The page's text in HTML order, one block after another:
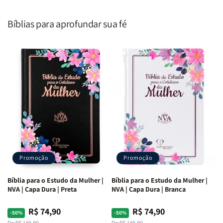
o
Coração
Deus
Ribeiro
o
Deus
|
Adriel
Ribeiro
|
Penkal
Penkal
Bíblias para aprofundar sua fé
Promoção
Bíblia para o Estudo da Mulher |
NVA | Capa Dura | Preta
-50%
Preço
PreçoR$ 74,90
Promoção
Bíblia para o Estudo da Mulher |
NVA | Capa Dura | Branca
-50%
Preço
PreçoR$ 74,90